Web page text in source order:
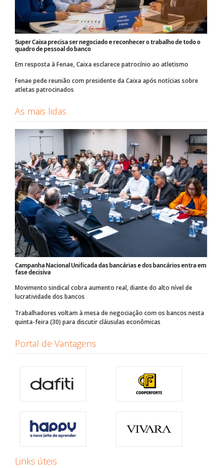
Super Caixa precisa ser negociado e reconhecer o trabalho de todo o
quadro de pessoal do banco
Em resposta à Fenae, Caixa esclarece patrocínio ao atletismo
Fenae pede reunião com presidente da Caixa após notícias sobre
atletas patrocinados
As mais lidas
Campanha Nacional Unificada das bancárias e dos bancários entra em
fase decisiva
Movimento sindical cobra aumento real, diante do alto nível de
lucratividade dos bancos
Trabalhadores voltam à mesa de negociação com os bancos nesta
quinta-feira (30) para discutir cláusulas econômicas
Portal de Vantagens
Links úteis